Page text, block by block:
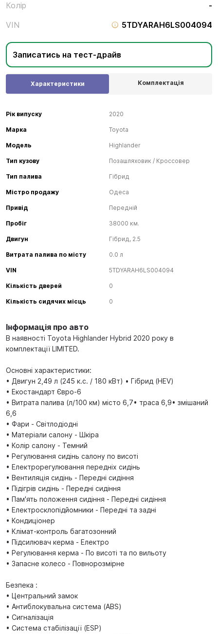
Колір
-
VIN
5TDYARAH6LS004094
Записатись на тест-драйв
Інформація про авто
В наявності Toyota Highlander Hybrid 2020 року в
комплектації LIMITED.
Основні характеристики:
• Двигун 2,49 л (245 к.с. / 180 кВт) • Гібрид (HEV)
• Екостандарт Євро-6
• Витрата палива (л/100 км) місто 6,7• траса 6,9• змішаний
6,6
• Фари - Світлодіодні
• Матеріали салону - Шкіра
• Колір салону - Темний
• Регулювання сидінь салону по висоті
• Електрорегулювання передніх сидінь
• Вентиляція сидінь - Передні сидіння
• Підігрів сидінь - Передні сидіння
• Пам'ять положення сидіння - Передні сидіння
• Електросклопідйомники - Передні та задні
• Кондиціонер
• Клімат-контроль багатозонний
• Підсилювач керма - Електро
• Регулювання керма - По висоті та по вильоту
• Запасне колесо - Повнорозмірне
Безпека :
• Центральний замок
• Антиблокувальна система (ABS)
• Сигналізація
• Система стабілізації (ESP)
Характеристики Комплектація
Рік випуску 2020
Марка Toyota
Модель Highlander
Тип кузову Позашляховик / Кроссовер
Тип палива Гібрид
Містро продажу Одеса
Привід Передній
Пробіг 38000 км.
Двигун Гібрид, 2.5
Витрата палива по місту 0.0 л
VIN 5TDYARAH6LS004094
Кількість дверей 0
Кількість сидячих місць 0